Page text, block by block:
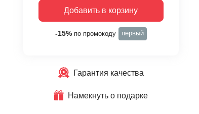
Добавить в корзину
-15%по промокоду первый
Гарантия качества
Намекнуть о подарке